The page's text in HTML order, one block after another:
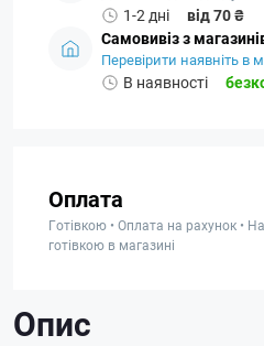
1-2 дні
від 70 ₴
Самовивіз з
Перевірити наявніть в
В наявності
Оплата
Готівкою • Оплата на рахунок •
готівкою в магазині
Опис